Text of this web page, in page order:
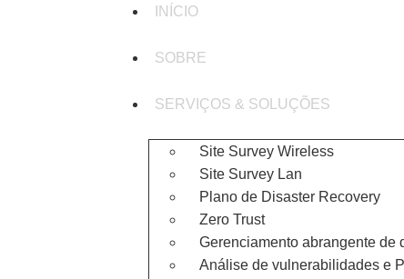
INÍCIO
SOBRE
SERVIÇOS & SOLUÇÕES
Site Survey Wireless
Site Survey Lan
Plano de Disaster Recovery
Zero Trust
Gerenciamento abrangente de
Análise de vulnerabilidades e